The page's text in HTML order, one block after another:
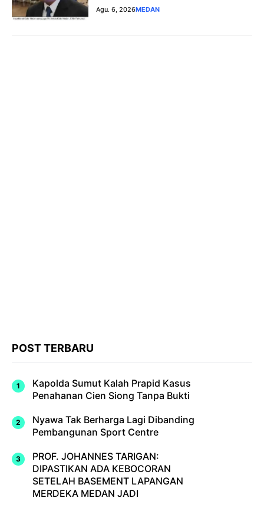
Agu. 6, 2026MEDAN
POST TERBARU
Kapolda Sumut Kalah Prapid Kasus
Penahanan Cien Siong Tanpa Bukti
Nyawa Tak Berharga Lagi Dibanding
Pembangunan Sport Centre
PROF. JOHANNES TARIGAN:
DIPASTIKAN ADA KEBOCORAN
SETELAH BASEMENT LAPANGAN
MERDEKA MEDAN JADI